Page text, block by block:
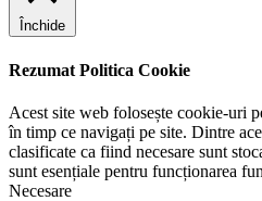
Închide
Rezumat Politica Cookie
Acest site web folosește cookie-uri
în timp ce navigați pe site. Dintre
clasificate ca fiind necesare sunt
sunt esențiale pentru funcționarea
Necesare